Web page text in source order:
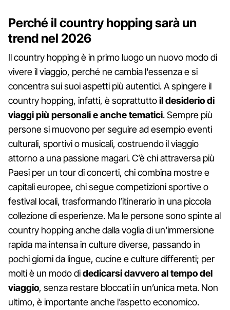
Perché il country hopping sarà un
trend nel 2026
Il country hopping è in primo luogo un nuovo modo di
vivere il viaggio, perché ne cambia l'essenza e si
concentra sui suoi aspetti più autentici. A spingere il
country hopping, infatti, è soprattuttoil desiderio di
viaggi più personali e anche tematici. Sempre più
persone si muovono per seguire ad esempio eventi
culturali, sportivi o musicali, costruendo il viaggio
attorno a una passione magari. C’è chi attraversa più
Paesi per un tour di concerti, chi combina mostre e
capitali europee, chi segue competizioni sportive o
festival locali, trasformando l’itinerario in una piccola
collezione di esperienze. Ma le persone sono spinte al
country hopping anche dalla voglia di un'immersione
rapida ma intensa in culture diverse, passando in
pochi giorni da lingue, cucine e culture differenti; per
molti è un modo didedicarsi davvero al tempo del
viaggio, senza restare bloccati in un’unica meta. Non
ultimo, è importante anche l’aspetto economico.